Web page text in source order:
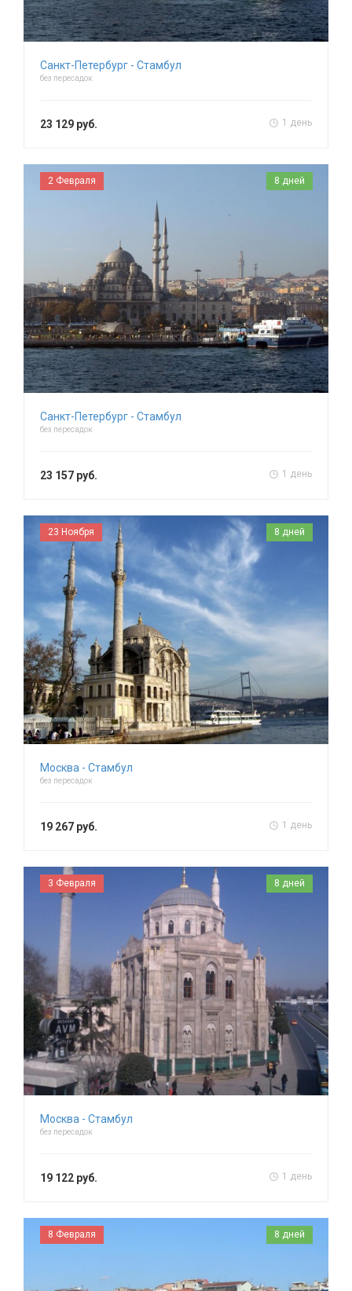
Санкт-Петербург - Стамбул
без пересадок
23 129 руб. 1 день
Санкт-Петербург - Стамбул
без пересадок
23 157 руб. 1 день
2 Февраля 8 дней
Москва - Стамбул
без пересадок
19 267 руб. 1 день
23 Ноября 8 дней
Москва - Стамбул
без пересадок
19 122 руб. 1 день
3 Февраля 8 дней
8 Февраля 8 дней